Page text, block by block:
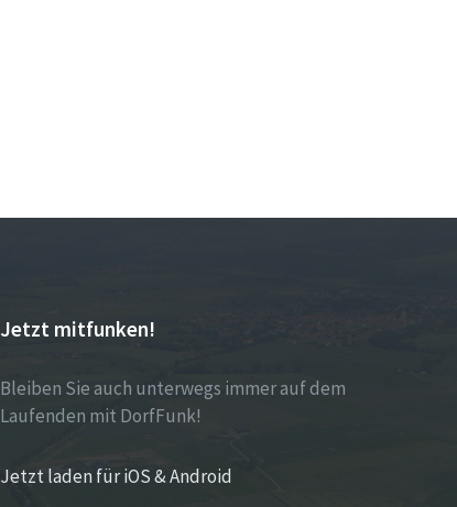
Jetzt mitfunken!
Bleiben Sie auch unterwegs immer auf dem
Laufenden mit DorfFunk!
Jetzt laden für iOS & Android